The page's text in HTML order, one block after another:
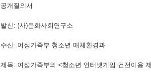
공개질의서
발신: (사)문화사회연구소
수신: 여성가족부 청소년 매체환경과
제목: 여성가족부의 <청소년 인터넷게임 건전이용